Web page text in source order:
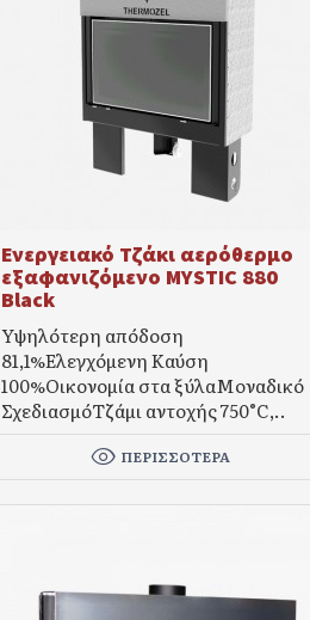
Ενεργειακό Τζάκι αερόθερμο
εξαφανιζόμενο MYSTIC 880
Black
Υψηλότερη απόδοση
81,1%Eλεγχόμενη Καύση
100%Οικονομία στα ξύλαΜοναδικό
ΣχεδιασμόΤζάμι αντοχής 750°C,..
ΠΕΡΙΣΣΌΤΕΡΑ